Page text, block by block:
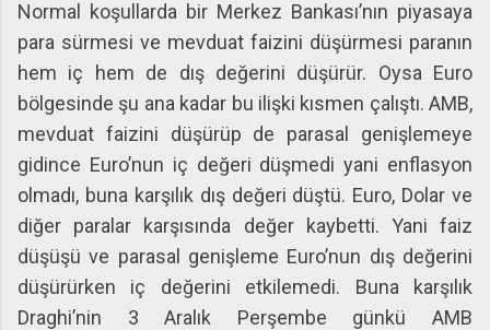
Normal koşullarda bir Merkez Bankası’nın piyasaya
para sürmesi ve mevduat faizini düşürmesi paranın
hem iç hem de dış değerini düşürür. Oysa Euro
bölgesinde şu ana kadar bu ilişki kısmen çalıştı. AMB,
mevduat faizini düşürüp de parasal genişlemeye
gidince Euro’nun iç değeri düşmedi yani enflasyon
olmadı, buna karşılık dış değeri düştü. Euro, Dolar ve
diğer paralar karşısında değer kaybetti. Yani faiz
düşüşü ve parasal genişleme Euro’nun dış değerini
düşürürken iç değerini etkilemedi. Buna karşılık
Draghi’nin 3 Aralık Perşembe günkü AMB